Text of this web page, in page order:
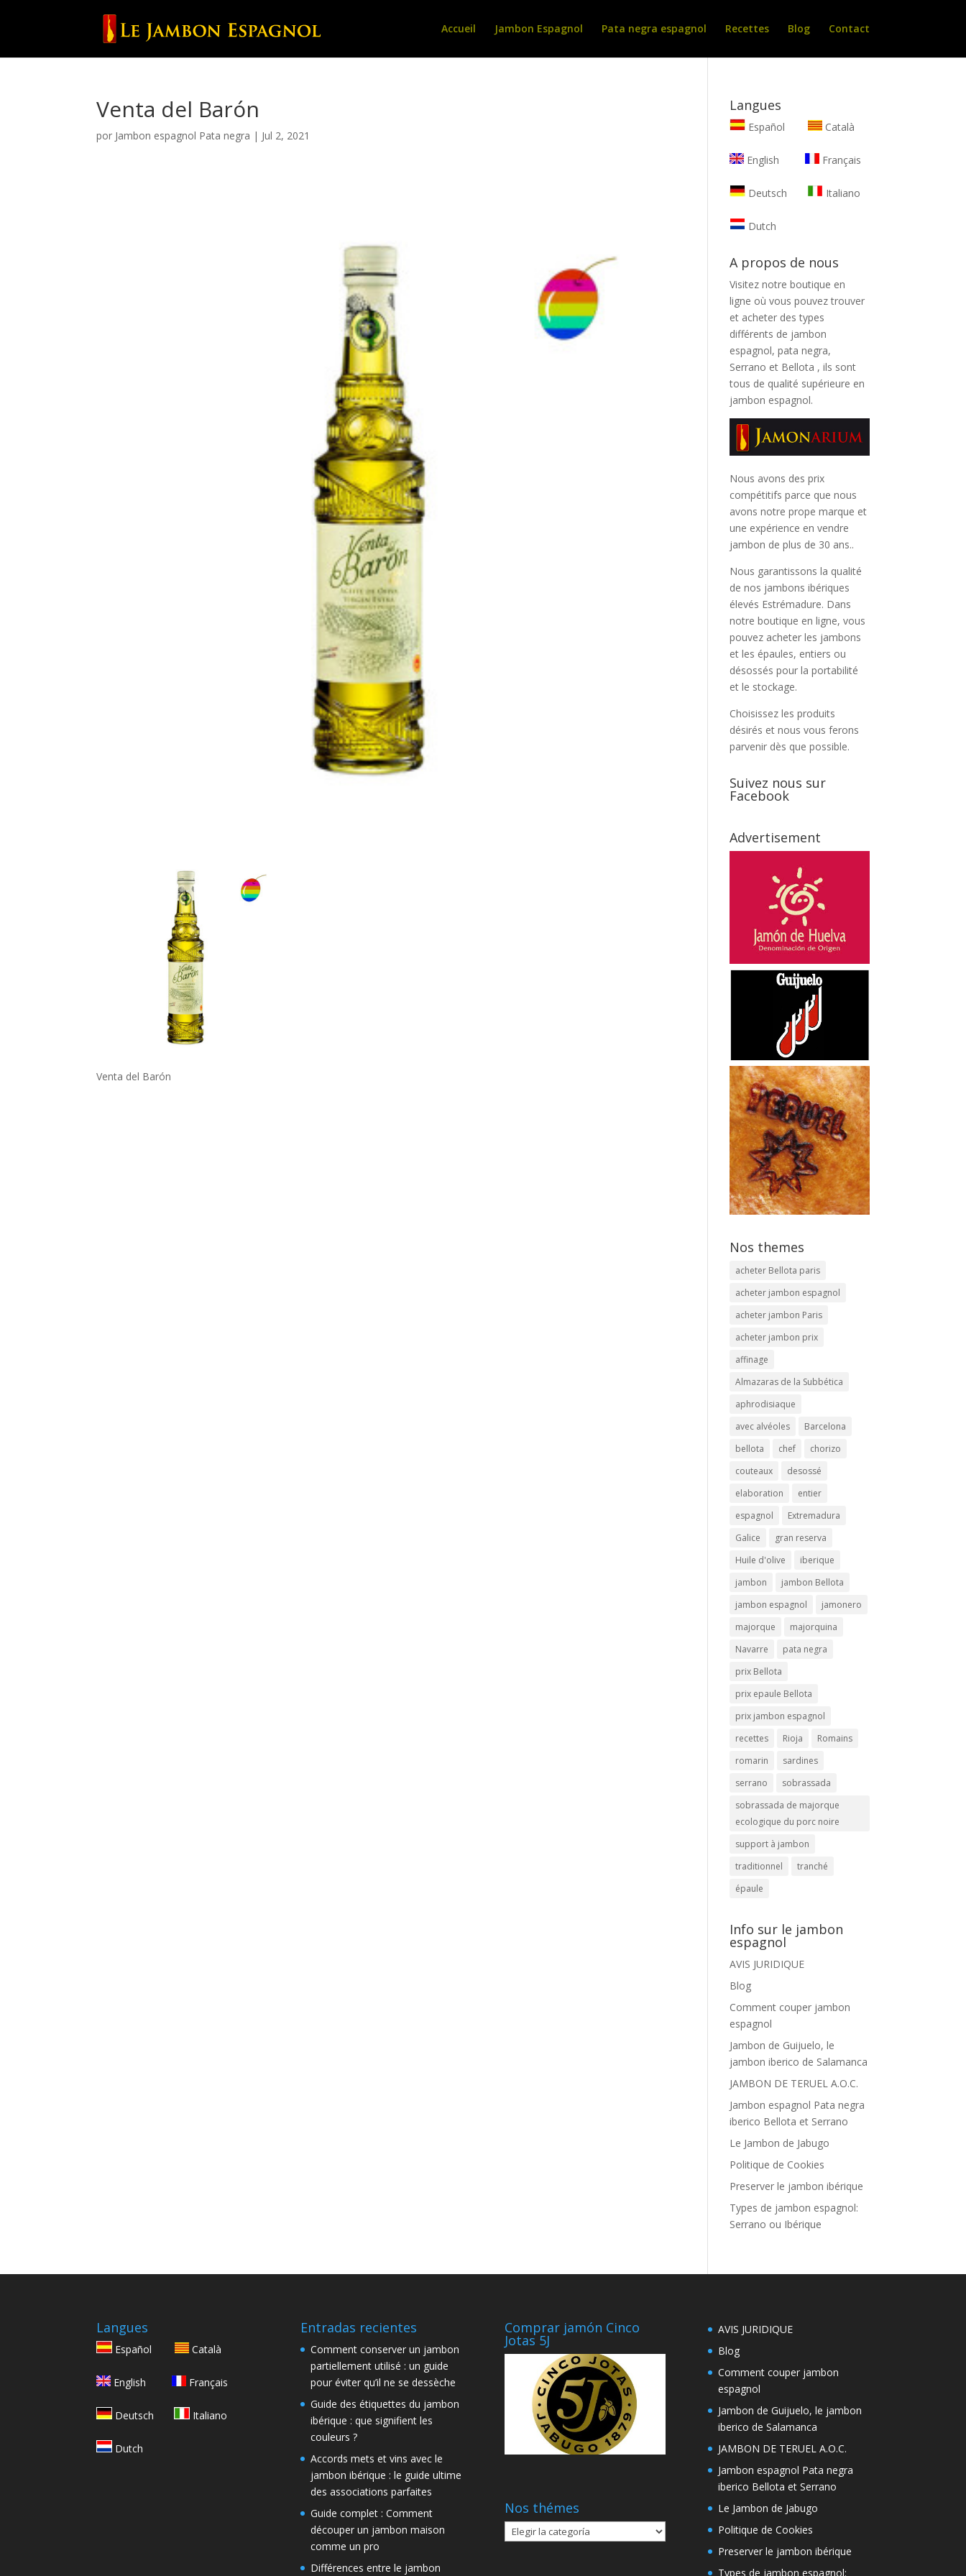
Accueil Jambon Espagnol Pata negra espagnol Recettes Blog Contact
Venta del Barón
por Jambon espagnol Pata negra | Jul 2, 2021
Venta del Barón
Langues
Español Català
English Français
Deutsch Italiano
Dutch
A propos de nous
Visitez notre boutique en
ligne où vous pouvez trouver
et acheter des types
différents de jambon
espagnol, pata negra,
Serrano et Bellota , ils sont
tous de qualité supérieure en
jambon espagnol.
Nous avons des prix
compétitifs parce que nous
avons notre prope marque et
une expérience en vendre
jambon de plus de 30 ans..
Nous garantissons la qualité
de nos jambons ibériques
élevés Estrémadure. Dans
notre boutique en ligne, vous
pouvez acheter les jambons
et les épaules, entiers ou
désossés pour la portabilité
et le stockage.
Choisissez les produits
désirés et nous vous ferons
parvenir dès que possible.
Suivez nous sur
Facebook
Advertisement
Nos themes
acheter Bellota paris
acheter jambon espagnol
acheter jambon Paris
acheter jambon prix
affinage
Almazaras de la Subbética
aphrodisiaque
avec alvéoles
Barcelona
bellota
chef
chorizo
couteaux
desossé
elaboration
entier
espagnol
Extremadura
Galice
gran reserva
Huile d'olive
iberique
jambon
jambon Bellota
jambon espagnol
jamonero
majorque
majorquina
Navarre
pata negra
prix Bellota
prix epaule Bellota
prix jambon espagnol
recettes
Rioja
Romains
romarin
sardines
serrano
sobrassada
sobrassada de majorque
ecologique du porc noire
support à jambon
traditionnel
tranché
épaule
Info sur le jambon
espagnol
AVIS JURIDIQUE
Blog
Comment couper jambon
espagnol
Jambon de Guijuelo, le
jambon iberico de Salamanca
JAMBON DE TERUEL A.O.C.
Jambon espagnol Pata negra
iberico Bellota et Serrano
Le Jambon de Jabugo
Politique de Cookies
Preserver le jambon ibérique
Types de jambon espagnol:
Serrano ou Ibérique
Langues
Español Català
English Français
Deutsch Italiano
Dutch
Entradas recientes
Comment conserver un jambon
partiellement utilisé : un guide
pour éviter qu’il ne se dessèche
Guide des étiquettes du jambon
ibérique : que signifient les
couleurs ?
Accords mets et vins avec le
jambon ibérique : le guide ultime
des associations parfaites
Guide complet : Comment
découper un jambon maison
comme un pro
Différences entre le jambon
Comprar jamón Cinco
Jotas 5J
Nos thémes
Nos
thémes
AVIS JURIDIQUE
Blog
Comment couper jambon
espagnol
Jambon de Guijuelo, le jambon
iberico de Salamanca
JAMBON DE TERUEL A.O.C.
Jambon espagnol Pata negra
iberico Bellota et Serrano
Le Jambon de Jabugo
Politique de Cookies
Preserver le jambon ibérique
Types de jambon espagnol: